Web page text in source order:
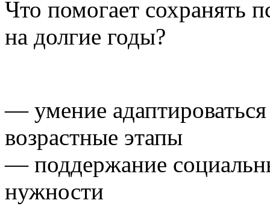
Что помогает сохранять
на долгие годы?
— умение
возрастные этапы
— поддержание
нужности